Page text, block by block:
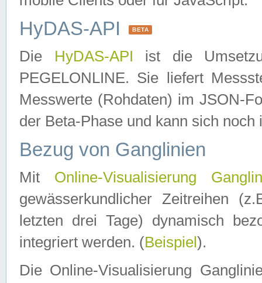
HyDAS-API BETA
Die HyDAS-API ist die
PEGELONLINE. Sie liefert
Messwerte (Rohdaten) im JSON-
der Beta-Phase und kann sich noch
Bezug von Ganglinien
Mit Online-Visualisierung
gewässerkundlicher Zeitreihen
letzten drei Tage) dynamisch
integriert werden. (Beispiel ).
Die Online-Visualisierung